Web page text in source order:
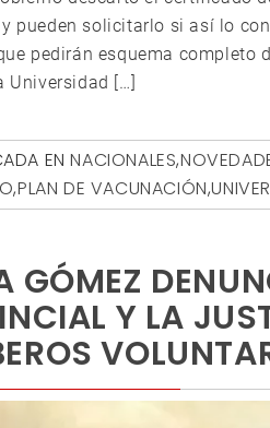
pueden solicitarlo si así lo
pedirán esquema completo
Universidad […]
ENNACIONALES,
,PLAN DE VACUNACIÓN,
GÓMEZ
Y LA